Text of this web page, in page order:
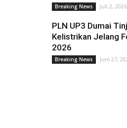
Breaking News Juli 2, 2026
PLN UP3 Dumai
Kelistrikan Jelang
2026
Breaking News Juni 27,